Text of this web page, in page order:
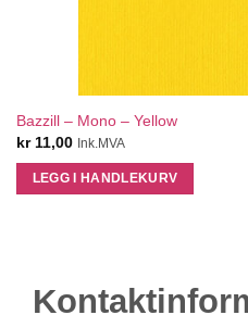
QUICK VIEW
Bazzill – Mono – Yellow
kr11,00 Ink.MVA
LEGG I HANDLEKURV